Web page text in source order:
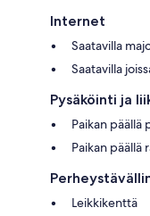
Internet
Saatavilla
Saatavilla
Pysäköinti ja
Paikan päällä
Paikan
Leikkikenttä